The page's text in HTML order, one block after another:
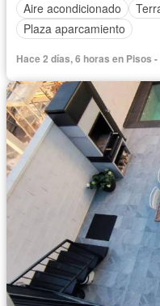
Aire acondicionado
Plaza aparcamiento
Hace 2 días, 6 horas en Pisos